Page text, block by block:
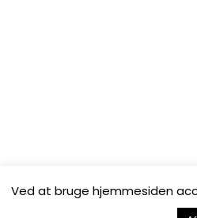
Ved at bruge hjemmesiden